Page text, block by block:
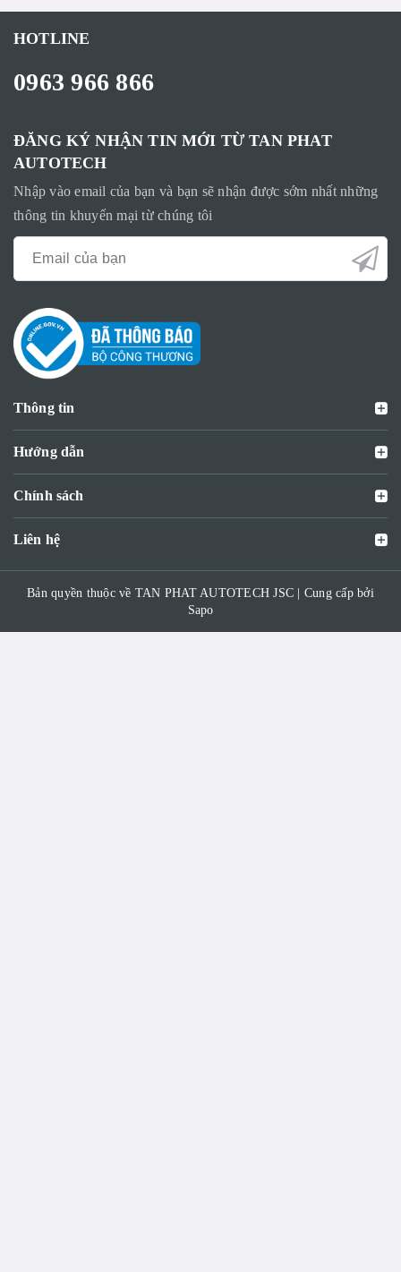
HOTLINE
0963 966 866
ĐĂNG KÝ NHẬN TIN MỚI TỪ TAN PHAT
AUTOTECH
Nhập vào email của bạn và bạn sẽ nhận được sớm nhất những
thông tin khuyến mại từ chúng tôi
Thông tin
Hướng dẫn
Chính sách
Liên hệ
Bản quyền thuộc về TAN PHAT AUTOTECH JSC | Cung cấp bởi
Sapo